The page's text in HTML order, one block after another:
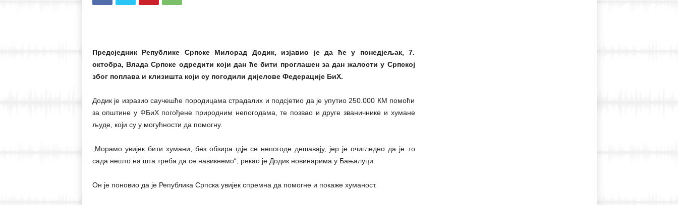
Предсједник Републике Српске Милорад Додик, изјавио је да ће у понедјељак, 7.
октобра, Влада Српске одредити који дан ће бити проглашен за дан жалости у Српској
због поплава и клизишта који су погодили дијелове Федерације БиХ.
Додик је изразио саучешће породицама страдалих и подсјетио да је упутио 250.000 КМ помоћи
за општине у ФБиХ погођене природним непогодама, те позвао и друге званичнике и хумане
људе, који су у могућности да помогну.
„Морамо увијек бити хумани, без обзира гдје се непогоде дешавају, јер је очигледно да је то
сада нешто на шта треба да се навикнемо“, рекао је Додик новинарима у Бањалуци.
Он је поновио да је Република Српска увијек спремна да помогне и покаже хуманост.